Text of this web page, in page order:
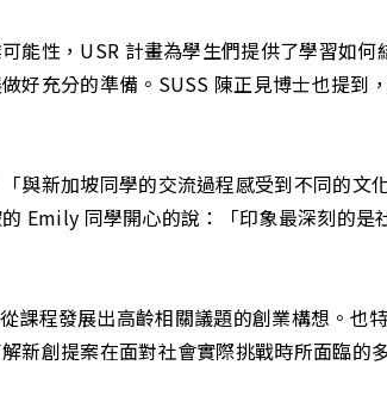
能性，USR 計畫為學生們提供了學習如
好充分的準備。SUSS 陳正見博士也提到
與新加坡同學的交流過程感受到不同的文
Emily 同學開心的說：「印象最深刻的
課程發展出高齡相關議題的創業構想。也
新創提案在面對社會實際挑戰時所面臨的